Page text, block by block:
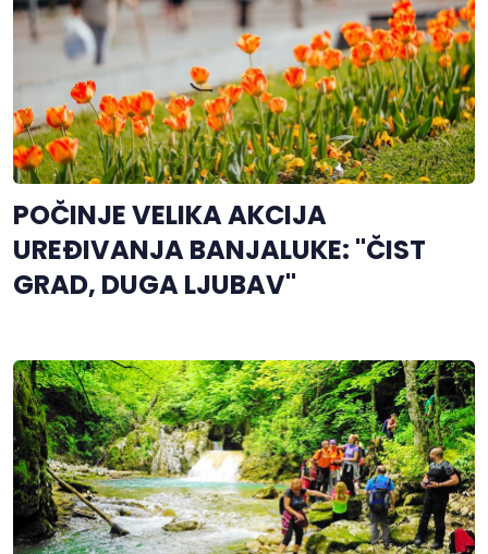
POČINJE VELIKA AKCIJA
UREĐIVANJA BANJALUKE: "ČIST
GRAD, DUGA LJUBAV"